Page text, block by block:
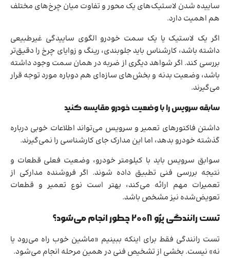
ساییده شدن لاستیک‌های یک محور و تفاوت میان چرخ‌های مختلف
هم اهمیت دارد.
اگر یک لاستیک یا یک سمت خودرو الگوی ساییدگی غیرطبیعی
داشته باشد، کارشناس باید جلوبندی، رینگ و زوایای چرخ را دقیق‌تر
بررسی کند. اگر شواهد دیگری از ضربه در همان سمت وجود داشته
باشد، وضعیت بدنه و بخش‌های سازه‌ای هم دوباره مورد توجه قرار
می‌گیرند.
سابقه سرویس را با وضعیت خودرو مقایسه کنید
داشتن فاکتورهای تعمیر و سرویس می‌تواند اطلاعات خوبی درباره
گذشته خودرو بدهد، اما این مدارک جای کارشناسی را نمی‌گیرند.
سوابق سرویس باید با کیلومتر خودرو، وضعیت فعلی قطعات و
نتیجه بررسی فنی تطبیق داده شوند. اگر فروشنده مدارکی از
تعمیرات مهم ارائه می‌کند، بهتر است نوع تعمیر و قطعات
تعویض‌شده نیز مشخص باشد.
تست رانندگی پژو 2008 چطور انجام می‌شود؟
تست رانندگی فقط برای اینکه ببینیم «ماشین خوب راه می‌رود یا
نه» نیست. بخشی از تشخیص فنی در همین مرحله انجام می‌شود.